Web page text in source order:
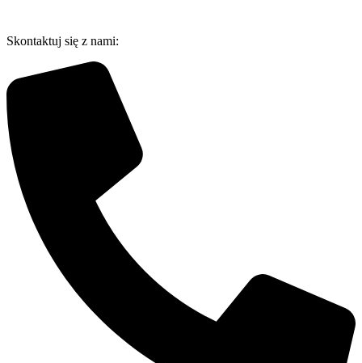
treści
Skontaktuj się z nami: